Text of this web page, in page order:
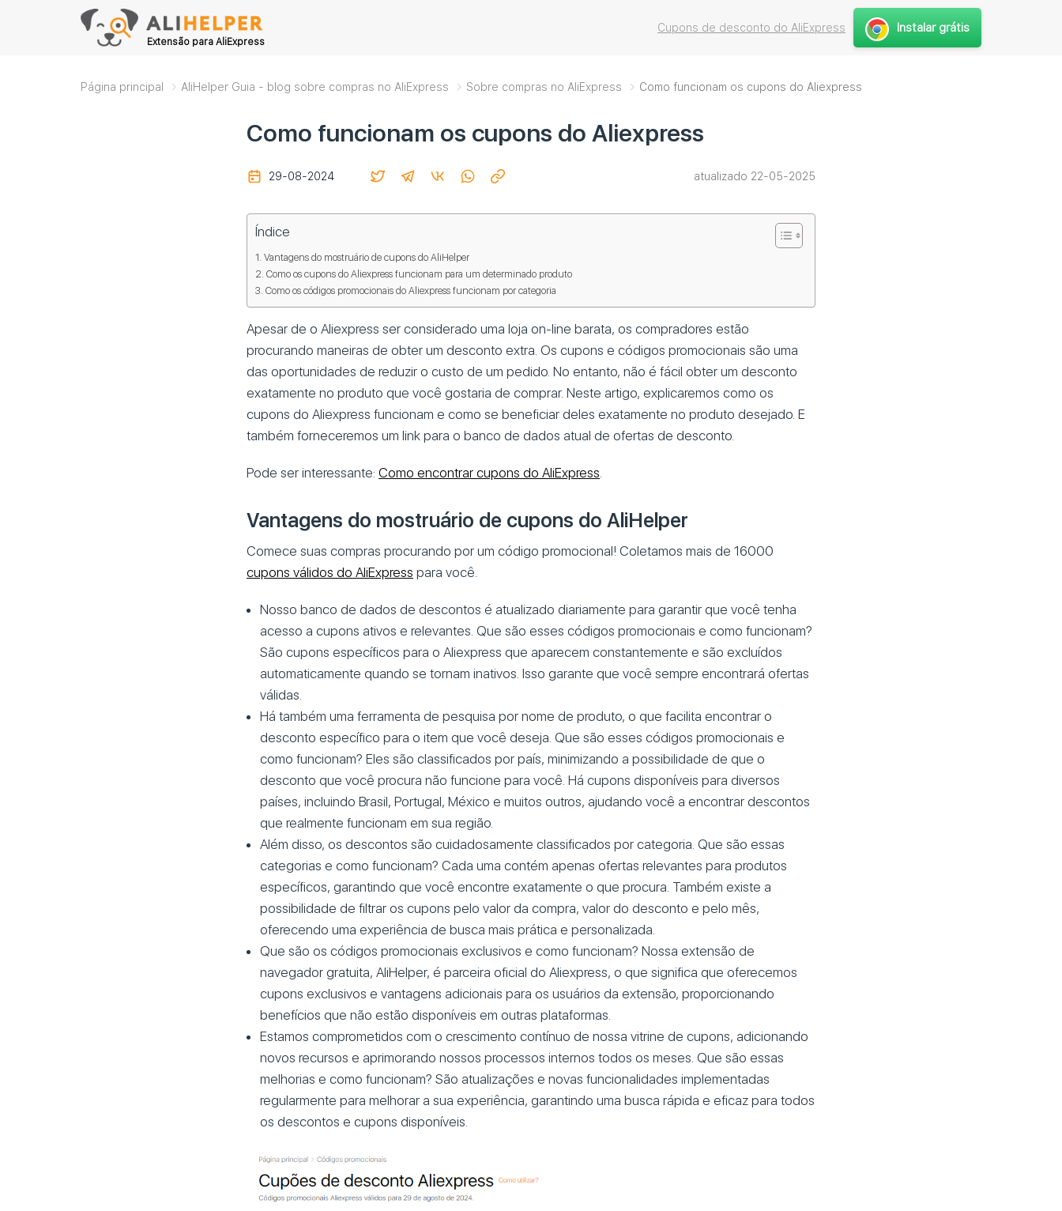
Extensão para AliExpress
Cupons de desconto do AliExpress Instalar grátis
Página principal AliHelper Guia - blog sobre compras no AliExpress Sobre compras no AliExpress Como funcionam os cupons do Aliexpress
Como funcionam os cupons do Aliexpress
29-08-2024 atualizado 22-05-2025
Índice
Vantagens do mostruário de cupons do AliHelper
Como os cupons do Aliexpress funcionam para um determinado produto
Como os códigos promocionais do Aliexpress funcionam por categoria
Apesar de o Aliexpress ser considerado uma loja on-line barata, os compradores estão
procurando maneiras de obter um desconto extra. Os cupons e códigos promocionais são uma
das oportunidades de reduzir o custo de um pedido. No entanto, não é fácil obter um desconto
exatamente no produto que você gostaria de comprar. Neste artigo, explicaremos como os
cupons do Aliexpress funcionam e como se beneficiar deles exatamente no produto desejado. E
também forneceremos um link para o banco de dados atual de ofertas de desconto.
Pode ser interessante: Como encontrar cupons do AliExpress
Vantagens do mostruário de cupons do AliHelper
Comece suas compras procurando por um código promocional! Coletamos mais de 16000
cupons válidos do AliExpress para você.
Nosso banco de dados de descontos é atualizado diariamente para garantir que você tenha
acesso a cupons ativos e relevantes. Que são esses códigos promocionais e como funcionam?
São cupons específicos para o Aliexpress que aparecem constantemente e são excluídos
automaticamente quando se tornam inativos. Isso garante que você sempre encontrará ofertas
válidas.
Há também uma ferramenta de pesquisa por nome de produto, o que facilita encontrar o
desconto específico para o item que você deseja. Que são esses códigos promocionais e
como funcionam? Eles são classificados por país, minimizando a possibilidade de que o
desconto que você procura não funcione para você. Há cupons disponíveis para diversos
países, incluindo Brasil, Portugal, México e muitos outros, ajudando você a encontrar descontos
que realmente funcionam em sua região.
Além disso, os descontos são cuidadosamente classificados por categoria. Que são essas
categorias e como funcionam? Cada uma contém apenas ofertas relevantes para produtos
específicos, garantindo que você encontre exatamente o que procura. Também existe a
possibilidade de filtrar os cupons pelo valor da compra, valor do desconto e pelo mês,
oferecendo uma experiência de busca mais prática e personalizada.
Que são os códigos promocionais exclusivos e como funcionam? Nossa extensão de
navegador gratuita, AliHelper, é parceira oficial do Aliexpress, o que significa que oferecemos
cupons exclusivos e vantagens adicionais para os usuários da extensão, proporcionando
benefícios que não estão disponíveis em outras plataformas.
Estamos comprometidos com o crescimento contínuo de nossa vitrine de cupons, adicionando
novos recursos e aprimorando nossos processos internos todos os meses. Que são essas
melhorias e como funcionam? São atualizações e novas funcionalidades implementadas
regularmente para melhorar a sua experiência, garantindo uma busca rápida e eficaz para todos
os descontos e cupons disponíveis.